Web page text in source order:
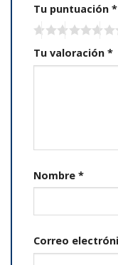
Tu puntuación *
Tu valoración *
Nombre *
Correo